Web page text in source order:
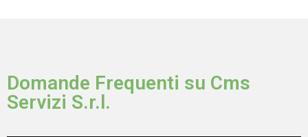
Domande Frequenti su Cms
Servizi S.r.l.